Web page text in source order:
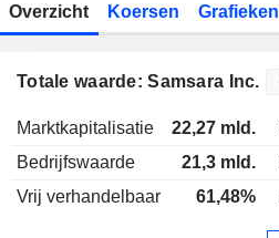
Overzicht Koersen Grafieken
Totale waarde: Samsara Inc.
Marktkapitalisatie 22,27 mld.
Bedrijfswaarde
21,3 mld.
Vrij verhandelbaar
61,48%